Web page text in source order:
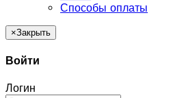
Способы оплаты
×Закрыть
Войти
Логин